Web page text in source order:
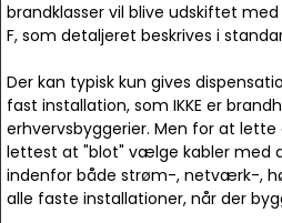
brandklasser vil blive udskiftet
F, som detaljeret beskrives i
Der kan typisk kun gives
fast installation, som IKKE er
erhvervsbyggerier. Men for at
lettest at "blot" vælge kabler med
indenfor både strøm-, netværk-,
alle faste installationer, når der